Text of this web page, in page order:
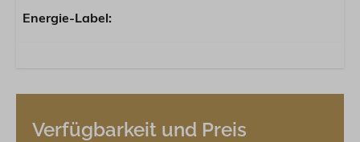
Energie-Label:
Verfügbarkeit und Preis